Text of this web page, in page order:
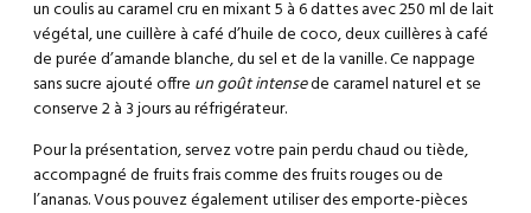
un coulis au caramel cru en mixant 5 à 6 dattes avec 250 ml de lait
végétal, une cuillère à café d’huile de coco, deux cuillères à café
de purée d’amande blanche, du sel et de la vanille. Ce nappage
sans sucre ajouté offre un goût intensede caramel naturel et se
conserve 2 à 3 jours au réfrigérateur.
Pour la présentation, servez votre pain perdu chaud ou tiède,
accompagné de fruits frais comme des fruits rouges ou de
l’ananas. Vous pouvez également utiliser des emporte-pièces